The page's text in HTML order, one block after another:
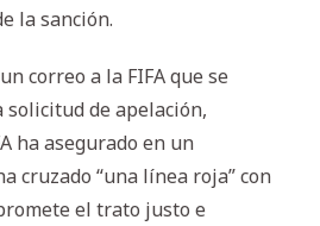
la sanción.
correo a la FIFA que se
de apelación,
ha asegurado en un
cruzado “una línea roja” con
el trato justo e